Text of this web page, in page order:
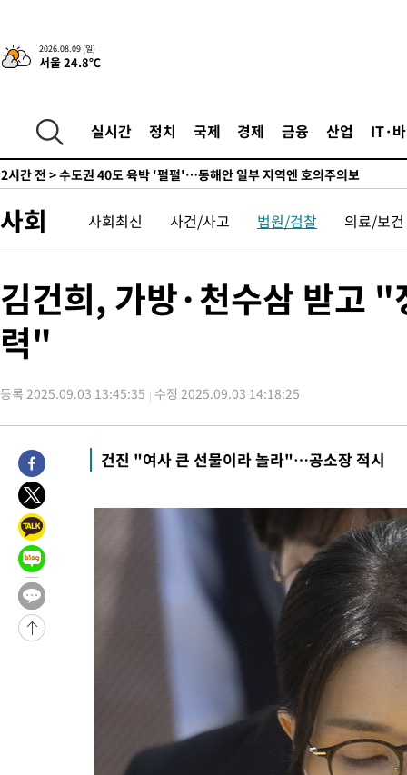
2026.08.09 (일)
서울 24.8℃
실시간 정치 국제 경제 금융 산업 IT·
10.17%
16분 전 >이강인 "아틀레티코 이적 기뻐…등번호 7번 의미보단 팀 위해 뛸
17분 전 >[속보]與 당대표 경선, 제주·인천 권리당원 투표 김민석 승리
2시간 전 >[속보]이강인 "감독님이 원하는 마음 느꼈고, 많은 트로피 원해 아
티코 이적"수도권 40도 육박 '펄펄'…동해안 일부 지역엔 호의주의보
2시간 전 >온열질환 사망자 3명 늘어…누적 환자 3000명 돌파
5시간 전 >
백운산서 80년근 천종산삼 9뿌리 발견…감정가 1.3억원
5시간 전 >선재도서 해루질 나섰다 실종 60대, 닷새 만에 숨진 채 발견
6시간 전 >여수 오동도 해상서 모터보트 전복…1명 사망·1명 실종
7시간 전 >
날씨]
8시간 전 >
12시간 전 >'최고 37도' 폭염 지속…강원동해안 최대 150㎜ 비
14시간 전 >[속보]뉴욕증시 상승 마감…S&P 0.6% 나스닥 1.3%↑
-9194초 전 >
이란 "호르무즈 재개방 합의 근접…美 배상 선행돼야"
-241초 전 >
민수·김용 순
-194초 전 >
[속보]김민석, 與 전대 당원투표 누적 득표율 45.42%로 1위…
44.56%
8분 전 >[속보]與 대표 경선 제주·인천 당원투표…金 47.75%·鄭 42.08%·
10.17%
16분 전 >
이강인 "아틀레티코 이적 기뻐…등번호 7번 의미보단 팀 위해 뛸
17분 전 >
[속보]與 당대표 경선, 제주·인천 권리당원 투표 김민석 승리
2시간 전 >
낮 최고 35도 '무더위'…동해안 시간당 30㎜ '강한 비'[내일날씨]
2시간 전 >
[속보]이강인 "감독님이 원하는 마음 느꼈고, 많은 트로피 원해 아
수도권 40도 육박 '펄펄'…동해안 일부 지역엔 호의주의보
온열질환 사망자 3명 늘어…누적 환자 3000명 돌파
강릉에 시간당 81.4㎜ 물폭탄…도로 잠기고 담벼락 붕괴
백운산서 80년근 천종산삼 9뿌리 발견…감정가 1.3억원
선재도서 해루질 나섰다 실종 60대, 닷새 만에 숨진 채 발견
사회 사회최신 사건/사고 법원/검찰 의료/보건
김건희, 가방·천수삼 받고 "
력"
등록 2025.09.03 13:45:35 수정 2025.09.03 14:18:25
건진 "여사 큰 선물이라 놀라"…공소장 적시